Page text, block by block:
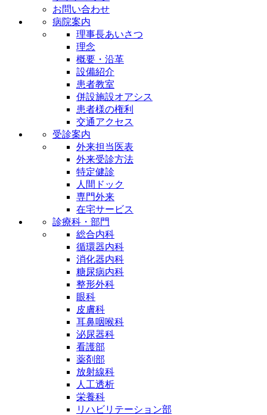
お問い合わせ
病院案内
理事長あいさつ
理念
概要・沿革
設備紹介
患者教室
併設施設オアシス
患者様の権利
交通アクセス
受診案内
外来担当医表
外来受診方法
特定健診
人間ドック
専門外来
在宅サービス
診療科・部門
総合内科
循環器内科
消化器内科
糖尿病内科
整形外科
眼科
皮膚科
耳鼻咽喉科
泌尿器科
看護部
薬剤部
放射線科
人工透析
栄養科
リハビリテーション部